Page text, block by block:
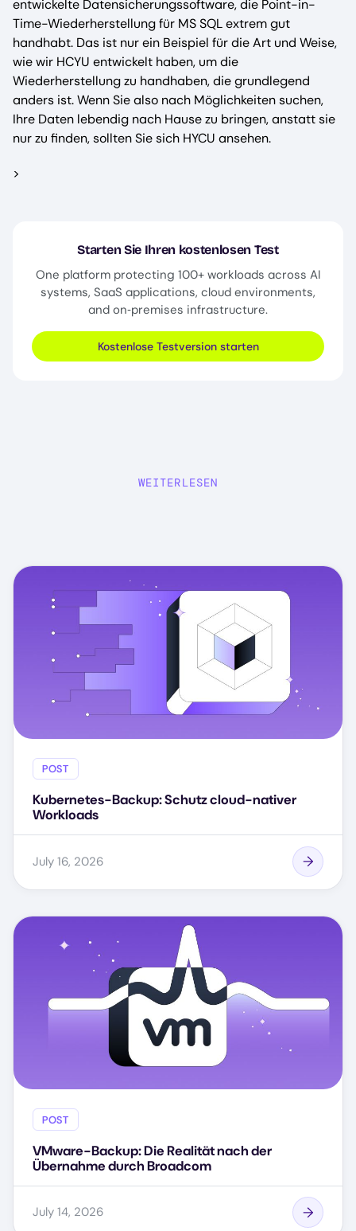
entwickelte Datensicherungssoftware, die Point-in-
Time-Wiederherstellung für MS SQL extrem gut
handhabt. Das ist nur ein Beispiel für die Art und Weise,
wie wir HCYU entwickelt haben, um die
Wiederherstellung zu handhaben, die grundlegend
anders ist. Wenn Sie also nach Möglichkeiten suchen,
Ihre Daten lebendig nach Hause zu bringen, anstatt sie
nur zu finden, sollten Sie sich HYCU ansehen.
>
Starten Sie Ihren kostenlosen Test
One platform protecting 100+ workloads across AI
systems, SaaS applications, cloud environments,
and on‑premises infrastructure.
Kostenlose Testversion starten
WEITERLESEN
POST
Kubernetes-Backup: Schutz cloud-nativer
Workloads
July 16, 2026
POST
VMware-Backup: Die Realität nach der
Übernahme durch Broadcom
July 14, 2026